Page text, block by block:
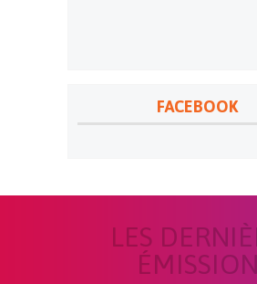
FACEBOOK
LES